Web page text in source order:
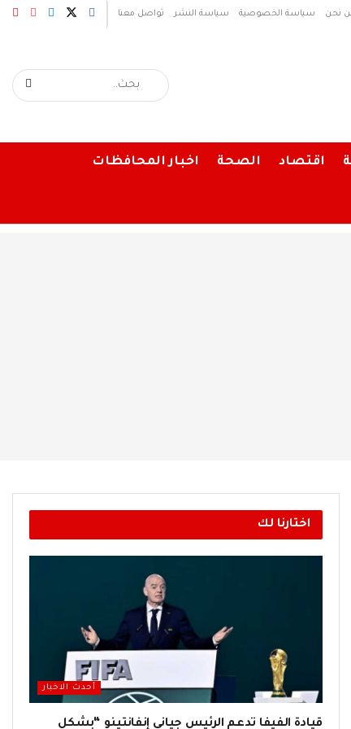
نحن سياسة الخصوصية سياسة النشر تواصل معنا
اقتصاد الصحة اخبار المحافظات
اختارنا لك
أحدث الاخبار
قيادة الفيفا تدعم الرئيس جياني إنفانتينو “بشكل